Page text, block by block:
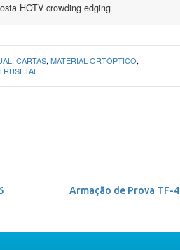
HOTV crowding edging
, CARTAS, MATERIAL ORTÓPTICO,
Armação de Prova TF-4